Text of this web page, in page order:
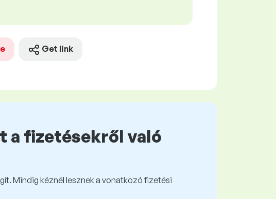
Get link
a fizetésekről való
Mindig kéznél lesznek a vonatkozó fizetési